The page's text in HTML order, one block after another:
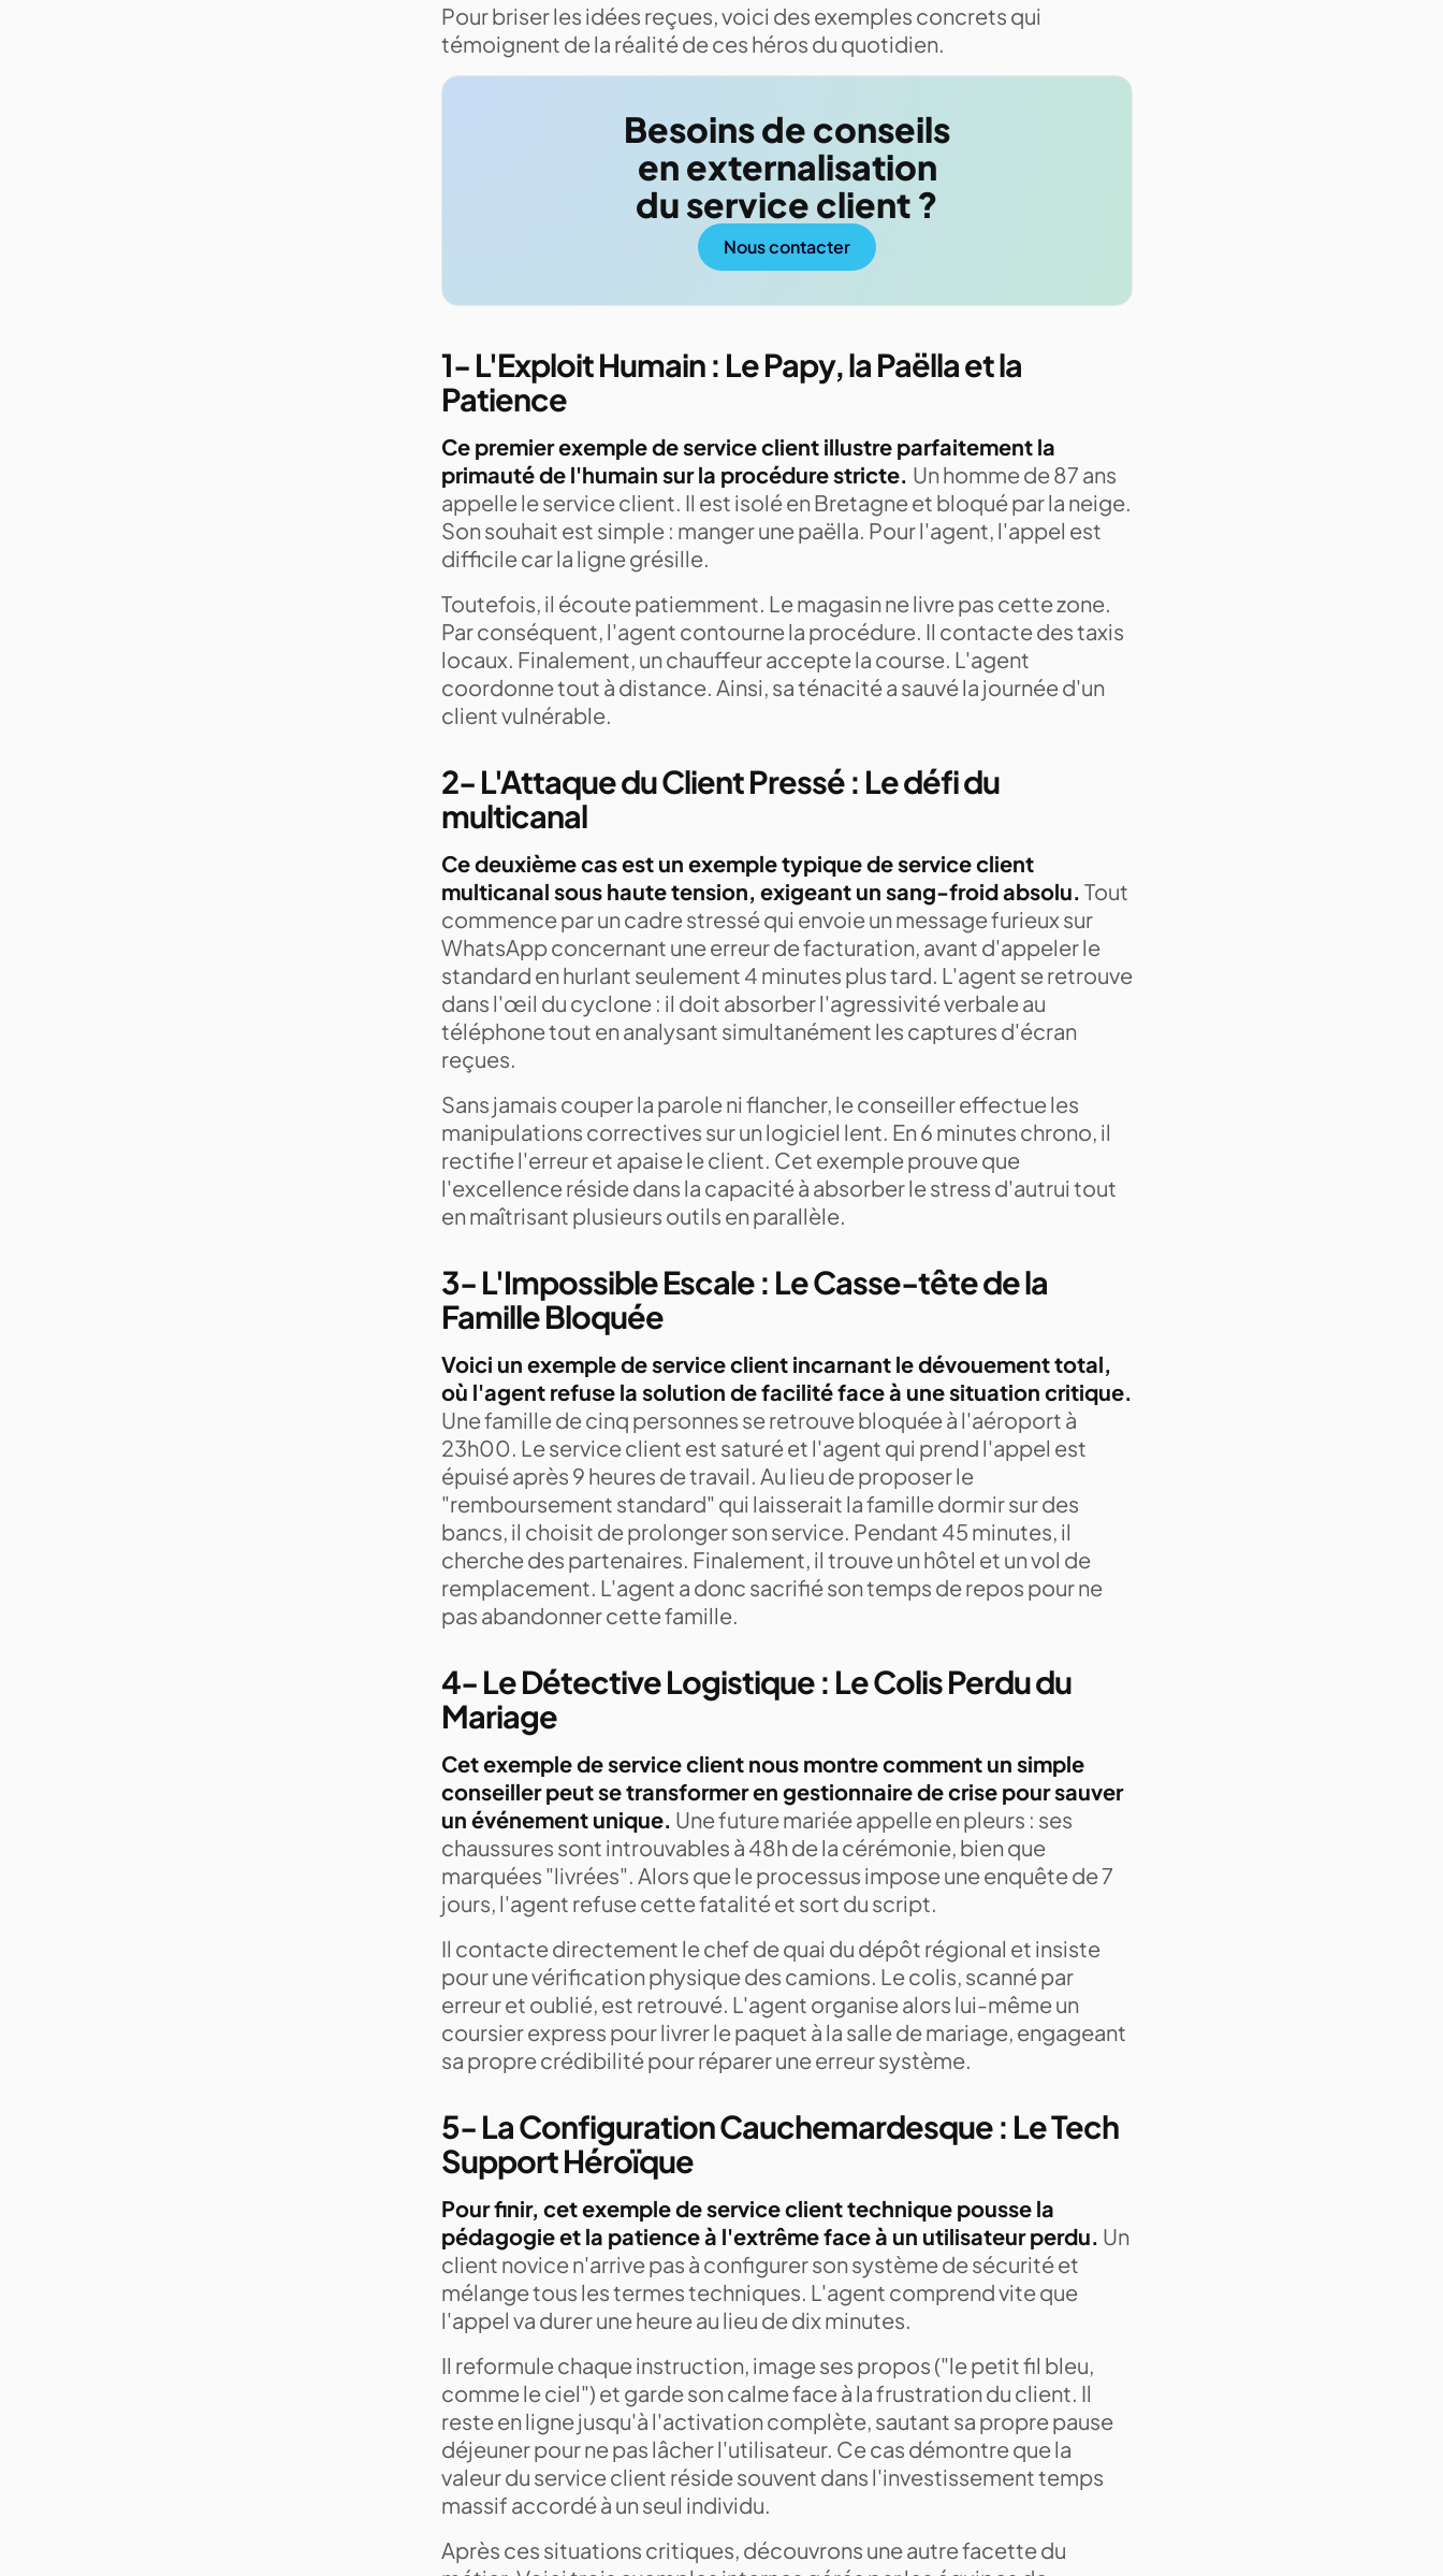
Pour briser les idées reçues, voici des exemples concrets qui
témoignent de la réalité de ces héros du quotidien.
Besoins de conseils
en externalisation
du service client ?
Nous contacter
1- L'Exploit Humain : Le Papy, la Paëlla et la
Patience
Ce premier exemple de service client illustre parfaitement la
primauté de l'humain sur la procédure stricte. Un homme de 87 ans
appelle le service client. Il est isolé en Bretagne et bloqué par la neige.
Son souhait est simple : manger une paëlla. Pour l'agent, l'appel est
difficile car la ligne grésille.
Toutefois, il écoute patiemment. Le magasin ne livre pas cette zone.
Par conséquent, l'agent contourne la procédure. Il contacte des taxis
locaux. Finalement, un chauffeur accepte la course. L'agent
coordonne tout à distance. Ainsi, sa ténacité a sauvé la journée d'un
client vulnérable.
2- L'Attaque du Client Pressé : Le défi du
multicanal
Ce deuxième cas est un exemple typique de service client
multicanal sous haute tension, exigeant un sang-froid absolu. Tout
commence par un cadre stressé qui envoie un message furieux sur
WhatsApp concernant une erreur de facturation, avant d'appeler le
standard en hurlant seulement 4 minutes plus tard. L'agent se retrouve
dans l'œil du cyclone : il doit absorber l'agressivité verbale au
téléphone tout en analysant simultanément les captures d'écran
reçues.
Sans jamais couper la parole ni flancher, le conseiller effectue les
manipulations correctives sur un logiciel lent. En 6 minutes chrono, il
rectifie l'erreur et apaise le client. Cet exemple prouve que
l'excellence réside dans la capacité à absorber le stress d'autrui tout
en maîtrisant plusieurs outils en parallèle.
3- L'Impossible Escale : Le Casse-tête de la
Famille Bloquée
Voici un exemple de service client incarnant le dévouement total,
où l'agent refuse la solution de facilité face à une situation critique.
Une famille de cinq personnes se retrouve bloquée à l'aéroport à
23h00. Le service client est saturé et l'agent qui prend l'appel est
épuisé après 9 heures de travail. Au lieu de proposer le
"remboursement standard" qui laisserait la famille dormir sur des
bancs, il choisit de prolonger son service. Pendant 45 minutes, il
cherche des partenaires. Finalement, il trouve un hôtel et un vol de
remplacement. L'agent a donc sacrifié son temps de repos pour ne
pas abandonner cette famille.
4- Le Détective Logistique : Le Colis Perdu du
Mariage
Cet exemple de service client nous montre comment un simple
conseiller peut se transformer en gestionnaire de crise pour sauver
un événement unique. Une future mariée appelle en pleurs : ses
chaussures sont introuvables à 48h de la cérémonie, bien que
marquées "livrées". Alors que le processus impose une enquête de 7
jours, l'agent refuse cette fatalité et sort du script.
Il contacte directement le chef de quai du dépôt régional et insiste
pour une vérification physique des camions. Le colis, scanné par
erreur et oublié, est retrouvé. L'agent organise alors lui-même un
coursier express pour livrer le paquet à la salle de mariage, engageant
sa propre crédibilité pour réparer une erreur système.
5- La Configuration Cauchemardesque : Le Tech
Support Héroïque
Pour finir, cet exemple de service client technique pousse la
pédagogie et la patience à l'extrême face à un utilisateur perdu. Un
client novice n'arrive pas à configurer son système de sécurité et
mélange tous les termes techniques. L'agent comprend vite que
l'appel va durer une heure au lieu de dix minutes.
Il reformule chaque instruction, image ses propos ("le petit fil bleu,
comme le ciel") et garde son calme face à la frustration du client. Il
reste en ligne jusqu'à l'activation complète, sautant sa propre pause
déjeuner pour ne pas lâcher l'utilisateur. Ce cas démontre que la
valeur du service client réside souvent dans l'investissement temps
massif accordé à un seul individu.
Après ces situations critiques, découvrons une autre facette du